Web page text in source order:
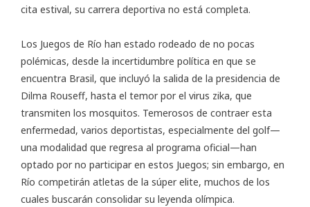
cita estival, su carrera deportiva no está completa.
Los Juegos de Río han estado rodeado de no pocas
polémicas, desde la incertidumbre política en que se
encuentra Brasil, que incluyó la salida de la presidencia de
Dilma Rouseff, hasta el temor por el virus zika, que
transmiten los mosquitos. Temerosos de contraer esta
enfermedad, varios deportistas, especialmente del golf—
una modalidad que regresa al programa oficial—han
optado por no participar en estos Juegos; sin embargo, en
Río competirán atletas de la súper elite, muchos de los
cuales buscarán consolidar su leyenda olímpica.